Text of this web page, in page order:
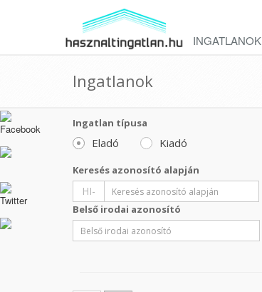
INGATLANOK
Ingatlanok
Ingatlan típusa
Eladó Kiadó
Keresés azonosító alapján
HI-
Belső irodai azonosító